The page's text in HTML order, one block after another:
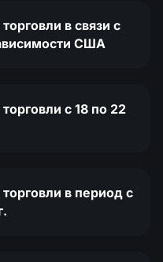
в связи с
США
c 18 по 22
в период с